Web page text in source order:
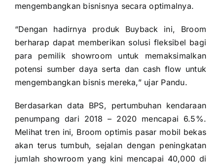
mengembangkan bisnisnya secara optimalnya.
“Dengan hadirnya produk Buyback ini, Broom
berharap dapat memberikan solusi fleksibel bagi
para pemilik showroom untuk memaksimalkan
potensi sumber daya serta dan cash flow untuk
mengembangkan bisnis mereka,” ujar Pandu.
Berdasarkan data BPS, pertumbuhan kendaraan
penumpang dari 2018 – 2020 mencapai 6.5%.
Melihat tren ini, Broom optimis pasar mobil bekas
akan terus tumbuh, sejalan dengan peningkatan
jumlah showroom yang kini mencapai 40,000 di